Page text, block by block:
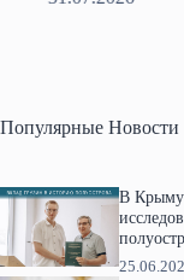
Популярные Новости
В Крыму